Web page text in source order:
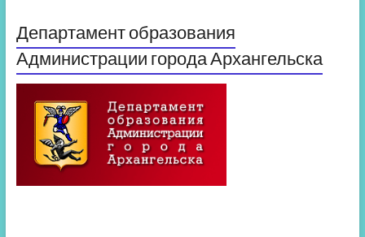
Департамент образования
Администрации города Архангельска